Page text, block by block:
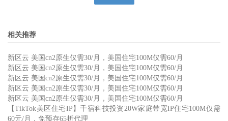
相关推荐
新区云 美国cn2原生仅需30/月，美国住宅100M仅需60/月
新区云 美国cn2原生仅需30/月，美国住宅100M仅需60/月
新区云 美国cn2原生仅需30/月，美国住宅100M仅需60/月
新区云 美国cn2原生仅需30/月，美国住宅100M仅需60/月
新区云 美国cn2原生仅需30/月，美国住宅100M仅需60/月
【TikTok美区住宅IP】千宿科技投资20W家庭带宽IP住宅100M仅需
60元/月，免预存65折代理